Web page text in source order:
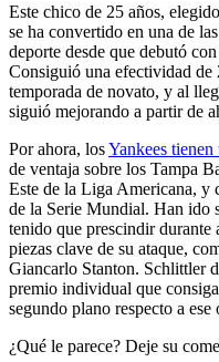
Este chico de 25 años,
se ha convertido en una de
deporte desde que debutó
Consiguió una efectividad de
temporada de novato, y al
siguió mejorando a partir de
Por ahora, losYankees tienen
de ventaja sobre los Tampa
Este de la Liga Americana, y
de la Serie Mundial. Han ido
tenido que prescindir durante
piezas clave de su ataque,
Giancarlo Stanton. Schlittler
premio individual que
segundo plano respecto a
¿Qué le parece? Deje su